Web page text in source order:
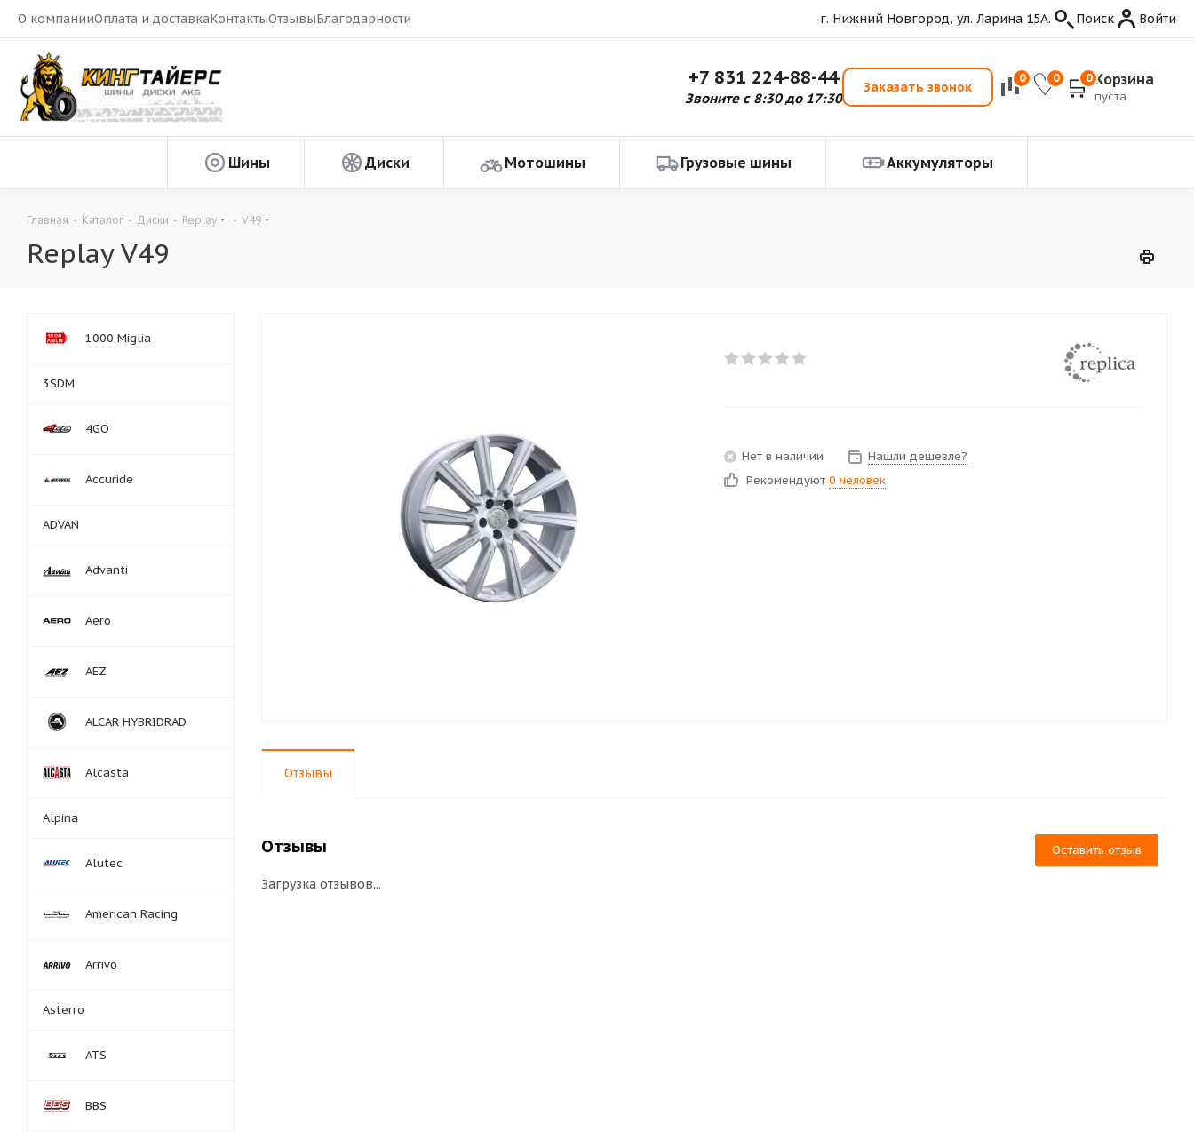
О компанииОплата и доставкаКонтактыОтзывыБлагодарности г. Нижний Новгород, ул. Ларина 15А. Поиск Войти
+7 831 224-88-44
Звоните с 8:30 до 17:30
Заказать звонок
0 0 0 Корзина
пуста
Шины Диски Мотошины Грузовые шины Аккумуляторы
Главная - Каталог - Диски - Replay - V49
Replay V49
Нет в наличии
Нашли дешевле?
Рекомендуют 0 человек
Отзывы
Отзывы Оставить отзыв
Загрузка отзывов...
1000 Miglia
3SDM
4GO
Accuride
ADVAN
Advanti
Aero
AEZ
ALCAR HYBRIDRAD
Alcasta
Alpina
Alutec
American Racing
Arrivo
Asterro
ATS
BBS